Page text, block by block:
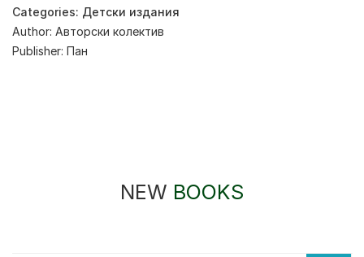
Categories: Детски издания
Author: Авторски колектив
Publisher: Пан
NEW BOOKS